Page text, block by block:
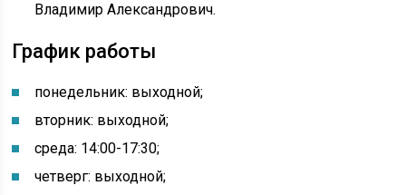
Владимир Александрович.
График работы
понедельник: выходной;
вторник: выходной;
среда: 14:00-17:30;
четверг: выходной;